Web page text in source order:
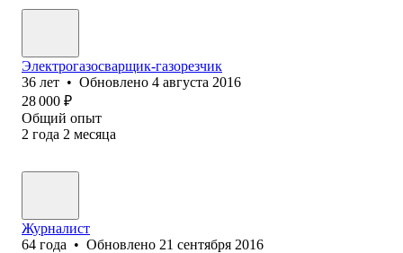
Электрогазосварщик-газорезчик
36 лет • Обновлено 4 августа 2016
28 000 ₽
Общий опыт
2 года 2 месяца
Журналист
64 года • Обновлено 21 сентября 2016